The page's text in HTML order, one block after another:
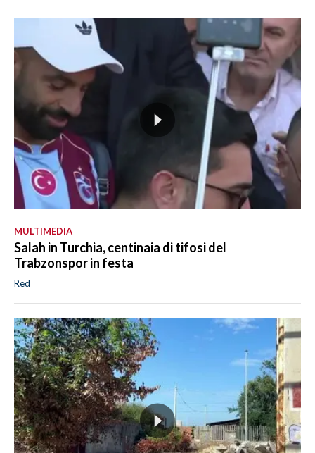
MULTIMEDIA
Salah in Turchia, centinaia di tifosi del
Trabzonspor in festa
Red